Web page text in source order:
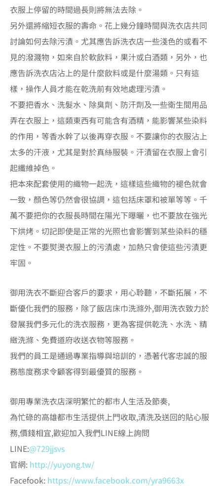
衣服上停留的時間過長則將無法去除。
另外還將縮短衣服的壽命。花上幾分鐘時間與洗衣店共同
討論如何去除污漬。尤其應告訴洗衣店一些淺色的或看不
見的潑濺物，如來自於軟飲料，果汁或白酒類，另外，也
應告訴洗衣店沾上的是什麼飲料或是什麼湯類。只有這
樣，操作人員才能在乾洗前有效地處理污漬。
不要把香水、洗髮水、除臭劑、防汗劑及一些衛生間用品
弄在衣服上，這類東西有可能含有酒精，能影響某些染料
的作用，等香水幹了以後再穿衣服。不要讓你的衣服沾上
太多的汗液，尤其是對於真絲服裝。汗漬留在衣服上會引
起纖維掉色。
把本來配套使用的織物一起洗，這樣這些織物的褪色就會
一致，顏色等仍然會很協調，這包括床罩和被單等等。千
萬不要把你的衣服長時間在陽光下曝曬，也不要放在強光
下烘烤。切記即使是正常的光照也會影響到某些染料的穩
定性。不要熨燙衣服上的污漬處，加熱只會使這些污漬更
牢固。
御用洗衣不斷迎合客戶的要求，用心聆聽，不斷拓展，不
斷優化我們的服務，除了飯店床巾洗滌外,御用洗衣致力於
發展我們多元化的洗衣服務，更為客提供乾洗、水洗、精
緻洗滌、免費道府收送衣物等服務。
我們的員工是通過專業指導與培訓的，憑著代客忠誠的服
務態度務求令顧客得到最優質的服務。
御用專業洗衣店深明繁忙的都市人生活及節奏,
​為忙碌的高雄都市生活提供上門收取,清洗及送回的貼心服
務,價錢相宜,歡迎加入我們LINE線上詢問
LINE:@729jjsvs
官網: http://yuyong.tw/
Facefook: https://www.facebook.com/yra9663x